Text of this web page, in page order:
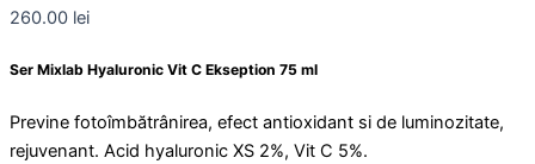
260.00 lei
Ser Mixlab Hyaluronic Vit C Ekseption 75 ml
Previne fotoîmbătrânirea, efect antioxidant si de luminozitate,
rejuvenant. Acid hyaluronic XS 2%, Vit C 5%.